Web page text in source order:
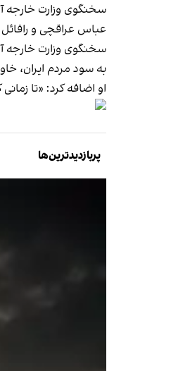
سخنگوی وزارت خارجه
عباس عراقچی و رافائل
سخنگوی وزارت خارجه
به سود مردم ایران،
او اضافه کرد: «تا
پربازدیدترین‌ها